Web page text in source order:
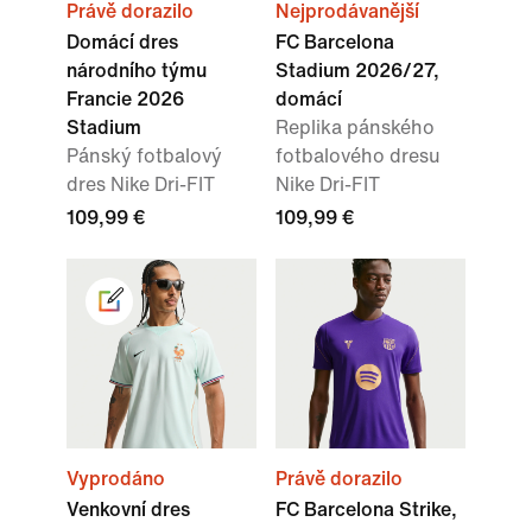
Právě dorazilo
Domácí dres
národního týmu
Francie 2026
Stadium
Pánský fotbalový
dres Nike Dri-FIT
109,99 €
Nejprodávanější
FC Barcelona
Stadium 2026/27,
domácí
Replika pánského
fotbalového dresu
Nike Dri-FIT
109,99 €
Vyprodáno
Venkovní dres
Právě dorazilo
FC Barcelona Strike,